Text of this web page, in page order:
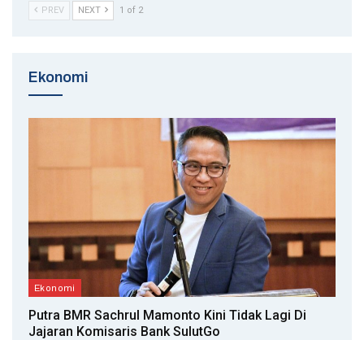
PREV NEXT 1 of 2
Ekonomi
Ekonomi
Putra BMR Sachrul Mamonto Kini Tidak Lagi Di
Jajaran Komisaris Bank SulutGo